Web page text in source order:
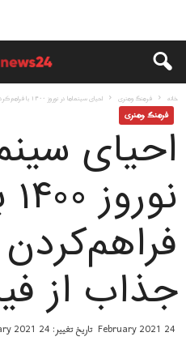
خانه فرهنگ وهنری احیای سینماها در نوروز ۱۴۰۰ با فراهم‌کردن ترکیبی جذاب از فیلم‌ها
فرهنگ وهنری
احیای
جذاب از
24 February 2021 تاریخ تغییر: 24 February 2021